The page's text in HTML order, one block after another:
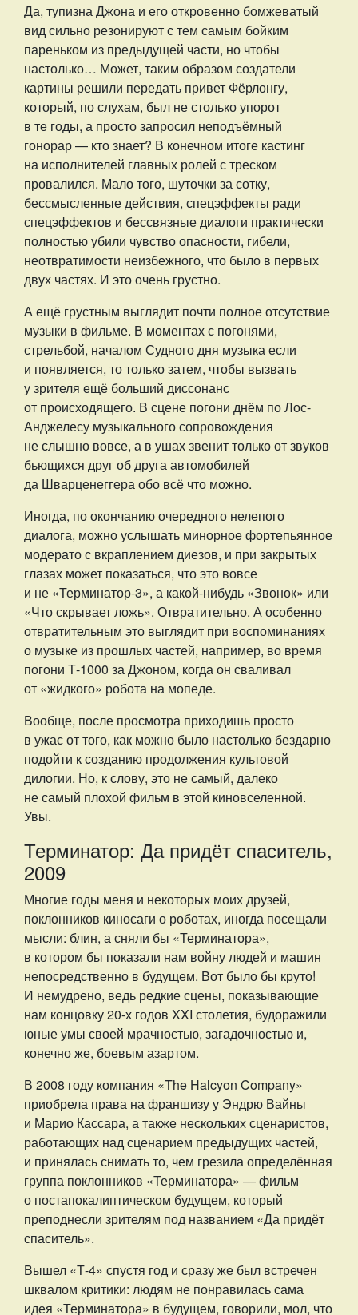
Да, тупизна Джона и его откровенно бомжеватый
вид сильно резонируют с тем самым бойким
пареньком из предыдущей части, но чтобы
настолько… Может, таким образом создатели
картины решили передать привет Фёрлонгу,
который, по слухам, был не столько упорот
в те годы, а просто запросил неподъёмный
гонорар — кто знает? В конечном итоге кастинг
на исполнителей главных ролей с треском
провалился. Мало того, шуточки за сотку,
бессмысленные действия, спецэффекты ради
спецэффектов и бессвязные диалоги практически
полностью убили чувство опасности, гибели,
неотвратимости неизбежного, что было в первых
двух частях. И это очень грустно.
А ещё грустным выглядит почти полное отсутствие
музыки в фильме. В моментах с погонями,
стрельбой, началом Судного дня музыка если
и появляется, то только затем, чтобы вызвать
у зрителя ещё больший диссонанс
от происходящего. В сцене погони днём по Лос-
Анджелесу музыкального сопровождения
не слышно вовсе, а в ушах звенит только от звуков
бьющихся друг об друга автомобилей
да Шварценеггера обо всё что можно.
Иногда, по окончанию очередного нелепого
диалога, можно услышать минорное фортепьянное
модерато с вкраплением диезов, и при закрытых
глазах может показаться, что это вовсе
и не «Терминатор-3», а какой-нибудь «Звонок» или
«Что скрывает ложь». Отвратительно. А особенно
отвратительным это выглядит при воспоминаниях
о музыке из прошлых частей, например, во время
погони Т-1000 за Джоном, когда он сваливал
от «жидкого» робота на мопеде.
Вообще, после просмотра приходишь просто
в ужас от того, как можно было настолько бездарно
подойти к созданию продолжения культовой
дилогии. Но, к слову, это не самый, далеко
не самый плохой фильм в этой киновселенной.
Увы.
Терминатор: Да придёт спаситель,
2009
Многие годы меня и некоторых моих друзей,
поклонников киносаги о роботах, иногда посещали
мысли: блин, а сняли бы «Терминатора»,
в котором бы показали нам войну людей и машин
непосредственно в будущем. Вот было бы круто!
И немудрено, ведь редкие сцены, показывающие
нам концовку 20-х годов XXI столетия, будоражили
юные умы своей мрачностью, загадочностью и,
конечно же, боевым азартом.
В 2008 году компания «The Halcyon Company»
приобрела права на франшизу у Эндрю Вайны
и Марио Кассара, а также нескольких сценаристов,
работающих над сценарием предыдущих частей,
и принялась снимать то, чем грезила определённая
группа поклонников «Терминатора» — фильм
о постапокалиптическом будущем, который
преподнесли зрителям под названием «Да придёт
спаситель».
Вышел «Т-4» спустя год и сразу же был встречен
шквалом критики: людям не понравилась сама
идея «Терминатора» в будущем, говорили, мол, что